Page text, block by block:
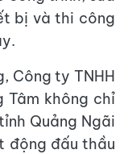
bị và thi công
Công ty TNHH
Tâm không chỉ
Quảng Ngãi
động đấu thầu